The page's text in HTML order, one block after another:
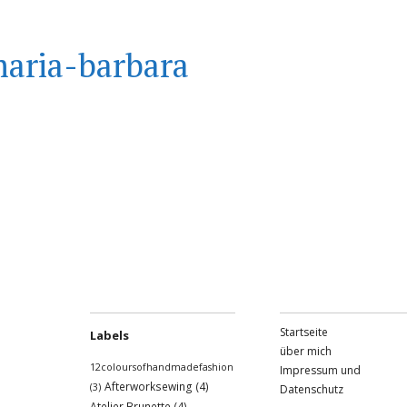
barbara
Startseite
über mich
Impressum und
Datenschutz
Labels
12coloursofhandmadefashion
(3) Afterworksewing (4)